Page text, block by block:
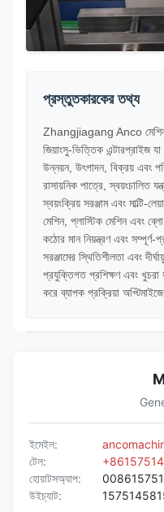
প্রস্তুতকারকের তথ্য
Zhangjiagang Anco
জিয়াংসু-ভিত্তিক এন্টারপ্রাইজ
উন্নয়ন, উৎপাদন, বিক্রয় এবং
রাসায়নিক পাত্রে, স্বয়ংচালিত
স্বয়ংক্রিয় সরঞ্জাম এবং মাল্টি-
মেশিন, প্লাস্টিক মেশিন এবং ব্লো
কঠোর মান নিয়ন্ত্রণ এবং সম্পূর্ণ-
সরঞ্জামের স্থিতিশীলতা এবং
প্রযুক্তিগত প্রশিক্ষণ এবং খুচরা
করে ব্যাপক প্রক্রিয়া
ইমেইল:
টেল:
হোয়াটসঅ্যাপ:
উইচ্যাট: